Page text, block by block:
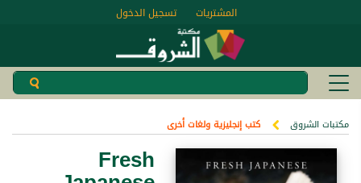
تسجيل الدخول المشتريات
مكتبات الشروق كتب إنجليزية ولغات أخرى
Fresh